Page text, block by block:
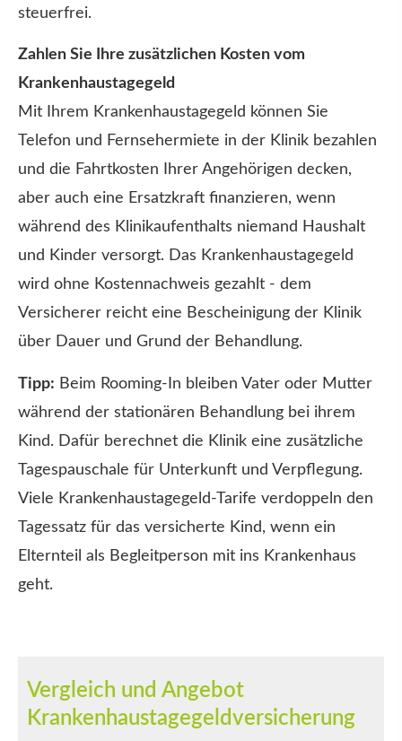
steuerfrei.
Zahlen Sie Ihre zusätzlichen Kosten vom
Krankenhaustagegeld
Mit Ihrem Krankenhaustagegeld können Sie
Telefon und Fernsehermiete in der Klinik bezahlen
und die Fahrtkosten Ihrer Angehörigen decken,
aber auch eine Ersatzkraft finanzieren, wenn
während des Klinikaufenthalts niemand Haushalt
und Kinder versorgt. Das Krankenhaustagegeld
wird ohne Kostennachweis gezahlt - dem
Versicherer reicht eine Bescheinigung der Klinik
über Dauer und Grund der Behandlung.
Tipp: Beim Rooming-In bleiben Vater oder Mutter
während der stationären Behandlung bei ihrem
Kind. Dafür berechnet die Klinik eine zusätzliche
Tagespauschale für Unterkunft und Verpflegung.
Viele Krankenhaustagegeld-Tarife verdoppeln den
Tagessatz für das versicherte Kind, wenn ein
Elternteil als Begleitperson mit ins Krankenhaus
geht.
Vergleich und Angebot
Krankenhaustagegeldversicherung